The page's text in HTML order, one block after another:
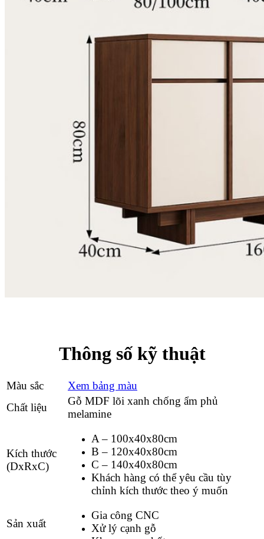
Thông số kỹ thuật
Màu sắc
Xem bảng màu
Chất liệu
Gỗ MDF lõi xanh chống ẩm phủ
melamine
Kích thước
(DxRxC)
A – 100x40x80cm
B – 120x40x80cm
C – 140x40x80cm
Khách hàng có thể yêu cầu tùy
chỉnh kích thước theo ý muốn
Sản xuất
Gia công CNC
Xử lý cạnh gỗ